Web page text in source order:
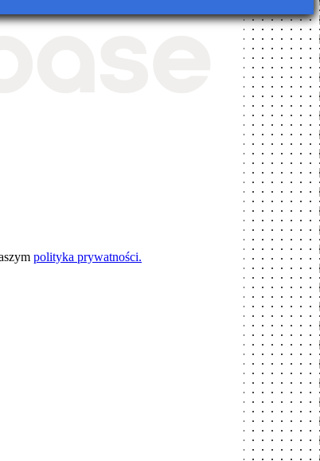
polityka prywatności.